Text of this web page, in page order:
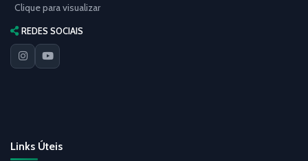
Clique para visualizar
REDES SOCIAIS
Links Úteis